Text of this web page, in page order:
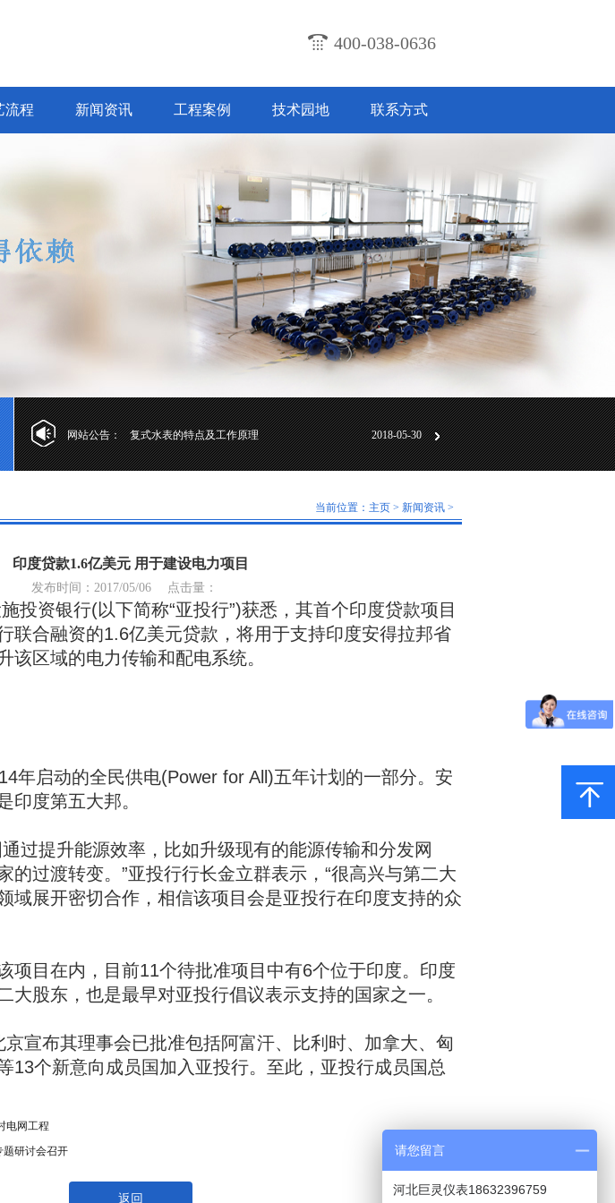
400-038-0636
流程 新闻资讯 工程案例 技术园地 联系方式
网站公告：
第十七届“工业自动化标准化”研讨会成 2018-06-01
复式水表的特点及工作原理 2018-05-30
光电直读水表设计及技术特点 2018-07-31
2018-05-30
当前位置： 主页 > 新闻资讯 >
印度贷款1.6亿美元 用于建设电力项目
发布时间：2017/05/06 点击量：
投资银行(以下简称“亚投行”)获悉，其首个印度贷款项目
联合融资的1.6亿美元贷款，将用于支持印度安得拉邦省
该区域的电力传输和配电系统。
启动的全民供电(Power for All)五年计划的一部分。安
印度第五大邦。
提升能源效率，比如升级现有的能源传输和分发网
的过渡转变。”亚投行行长金立群表示，“很高兴与第二大
域展开密切合作，相信该项目会是亚投行在印度支持的众
目在内，目前11个待批准项目中有6个位于印度。印度
大股东，也是最早对亚投行倡议表示支持的国家之一。
布其理事会已批准包括阿富汗、比利时、加拿大、匈
13个新意向成员国加入亚投行。至此，亚投行成员国总
电网工程
题研讨会召开
返回
请您留言
河北巨灵仪表18632396759